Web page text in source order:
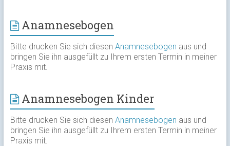
Anamnesebogen
Bitte drucken Sie sich diesen Anamnesebogen aus und
bringen Sie ihn ausgefüllt zu Ihrem ersten Termin in meiner
Praxis mit.
Anamnesebogen Kinder
Bitte drucken Sie sich diesen Anamnesebogen aus und
bringen Sie ihn ausgefüllt zu Ihrem ersten Termin in meiner
Praxis mit.